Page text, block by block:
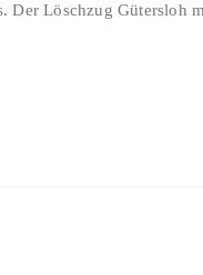
Der Löschzug Gütersloh